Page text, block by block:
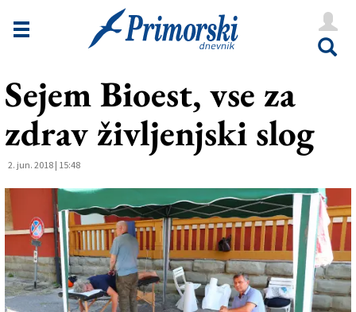
Novice
Goriška
Kultura
Še
Vreme
V Kioskih
Sejem Bioest, vse za
zdrav življenjski slog
2. jun. 2018 | 15:48